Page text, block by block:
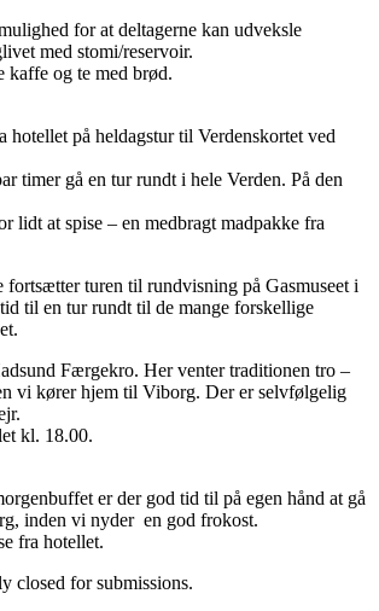
for at deltagerne kan udveksle
med stomi/reservoir.
og te med brød.
på heldagstur til Verdenskortet ved
timer gå en tur rundt i hele Verden. På den
lidt at spise – en medbragt madpakke fra
fortsætter turen til rundvisning på Gasmuseet i
til en tur rundt til de mange forskellige
Færgekro. Her venter traditionen tro –
vi kører hjem til Viborg. Der er selvfølgelig
kl. 18.00.
er der god tid til på egen hånd at gå
inden vi nyder en god frokost.
fra hotellet.
closed for submissions.